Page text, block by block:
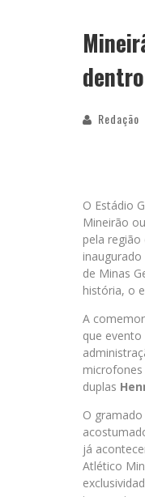
Redação
O Estádio
Mineirão
pela
de Minas
história, o
A
que
duplas
O
já
Atlético